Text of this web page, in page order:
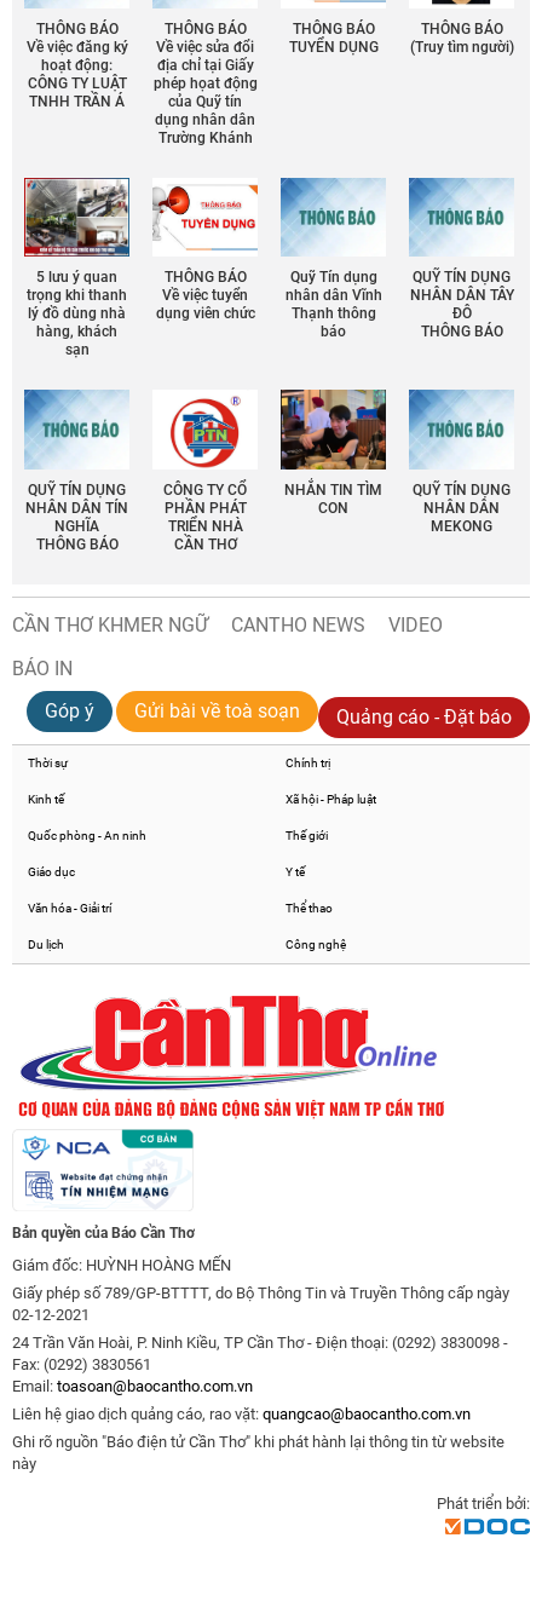
THÔNG BÁO
Về việc đăng ký
hoạt động:
CÔNG TY LUẬT
TNHH TRẦN Á
THÔNG BÁO
Về việc sửa đổi
địa chỉ tại Giấy
phép họat động
của Quỹ tín
dụng nhân dân
Trường Khánh
THÔNG BÁO
TUYỂN DỤNG
THÔNG BÁO
(Truy tìm người)
5 lưu ý quan
trọng khi thanh
lý đồ dùng nhà
hàng, khách
sạn
THÔNG BÁO
Về việc tuyển
dụng viên chức
Quỹ Tín dụng
nhân dân Vĩnh
Thạnh thông
báo
QUỸ TÍN DỤNG
NHÂN DÂN TÂY
ĐÔ
THÔNG BÁO
QUỸ TÍN DỤNG
NHÂN DÂN TÍN
NGHĨA
THÔNG BÁO
CÔNG TY CỔ
PHẦN PHÁT
TRIỂN NHÀ
CẦN THƠ
NHẮN TIN TÌM
CON
QUỸ TÍN DỤNG
NHÂN DÂN
MEKONG
CẦN THƠ KHMER NGỮ CANTHO NEWS
VIDEO
BÁO IN
Góp ý
Gửi bài về toà soạn Quảng cáo - Đặt báo
Thời sự Chính trị
Kinh tế Xã hội - Pháp luật
Quốc phòng - An ninh Thế giới
Giáo dục Y tế
Văn hóa - Giải trí Thể thao
Du lịch Công nghệ
Bản quyền của Báo Cần Thơ
Giám đốc: HUỲNH HOÀNG MẾN
Giấy phép số 789/GP-BTTTT, do Bộ Thông Tin và Truyền Thông cấp ngày
02-12-2021
24 Trần Văn Hoài, P. Ninh Kiều, TP Cần Thơ - Điện thoại: (0292) 3830098 -
Fax: (0292) 3830561
Email: toasoan@baocantho.com.vn
Liên hệ giao dịch quảng cáo, rao vặt: quangcao@baocantho.com.vn
Ghi rõ nguồn "Báo điện tử Cần Thơ" khi phát hành lại thông tin từ website
này
Phát triển bởi: